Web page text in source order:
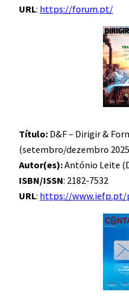
URL: https://forum.pt/
Título: D&F – Dirigir &
(setembro/dezembro
Autor(es):António Leite
ISBN/ISSN: 2182-7532
URL: https://www.iefp.pt/